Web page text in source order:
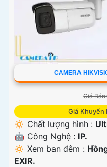
CAMERA
Giá
Giá Khuyến
🔅 Chất lượng hình :
🤖️ Công Nghệ : IP.
🔅 Xem ban đêm :
EXIR.